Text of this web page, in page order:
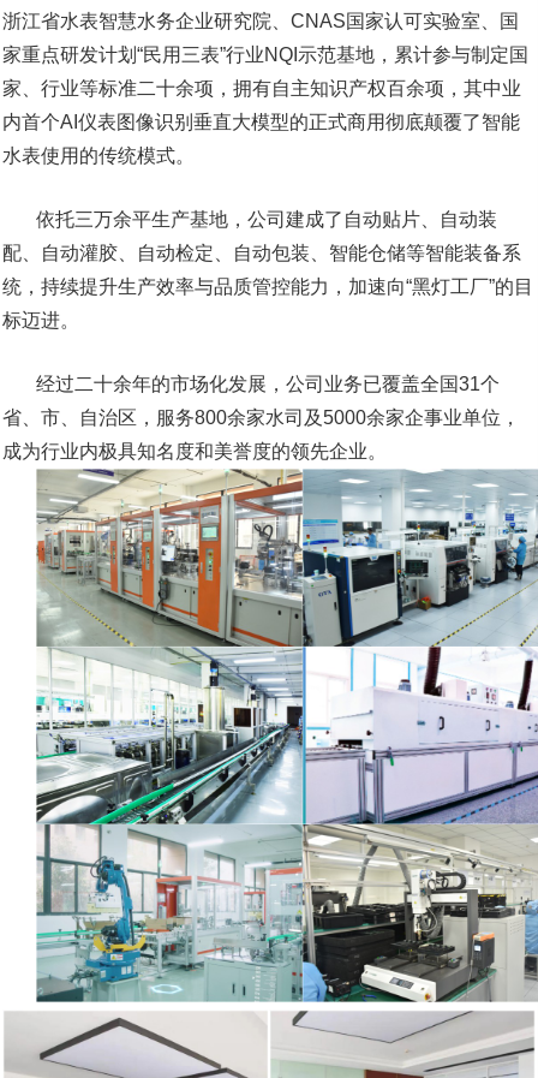
浙江省水表智慧水务企业研究院、CNAS国家认可实验室、国
家重点研发计划“民用三表”行业NQI示范基地，累计参与制定国
家、行业等标准二十余项，拥有自主知识产权百余项，其中业
内首个AI仪表图像识别垂直大模型的正式商用彻底颠覆了智能
水表使用的传统模式。
依托三万余平生产基地，公司建成了自动贴片、自动装
配、自动灌胶、自动检定、自动包装、智能仓储等智能装备系
统，持续提升生产效率与品质管控能力，加速向“黑灯工厂”的目
标迈进。
经过二十余年的市场化发展，公司业务已覆盖全国31个
省、市、自治区，服务800余家水司及5000余家企事业单位，
成为行业内极具知名度和美誉度的领先企业。